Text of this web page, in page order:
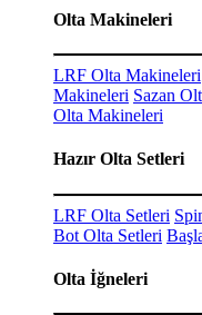
Olta Makineleri
LRF Olta Makineleri
Makineleri Sazan
Olta Makineleri
Hazır Olta Setleri
LRF Olta Setleri
Bot Olta Setleri
Olta İğneleri